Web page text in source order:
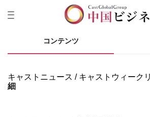
コンテンツ
キャストニュース キャストウィーク
細